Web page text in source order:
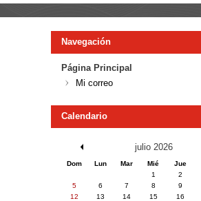
Navegación
Página Principal
Mi correo
Calendario
/ julio 2026
Dom Lun Mar Mié Jue
1
2
5
6 7 8 9
12
13 14 15 16